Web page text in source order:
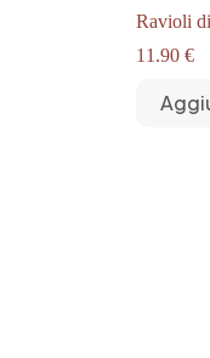
Ravioli
11.90 €